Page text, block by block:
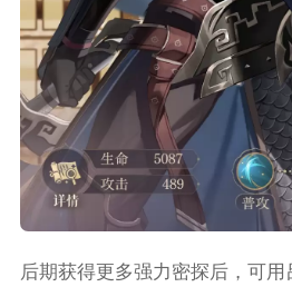
后期获得更多强力密探后，可用